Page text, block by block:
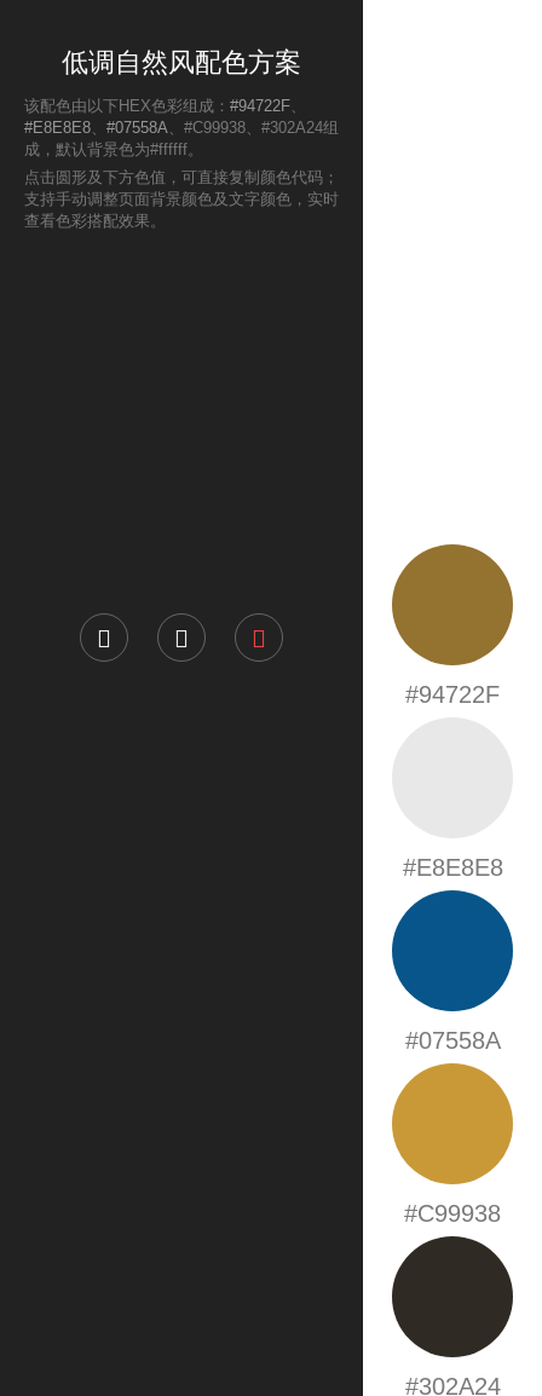
低调自然风配色方案
该配色由以下HEX色彩组成： #94722F、
#E8E8E8、 #07558A、#C99938、#302A24组
成，默认背景色为#ffffff。
点击圆形及下方色值，可直接复制颜色代码；
支持手动调整页面背景颜色及文字颜色，实时
查看色彩搭配效果。
#94722F
#E8E8E8
#07558A
#C99938
#302A24